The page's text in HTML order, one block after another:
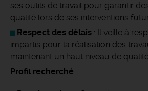
ses outils de travail pour garantir
qualité lors de ses interventions
Respect des délais : Il veille à
impartis pour la réalisation des
maintenant un haut niveau de
Profil recherché